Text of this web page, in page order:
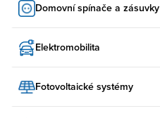
Domovní spínače a zásuvky
Elektromobilita
Fotovoltaické systémy